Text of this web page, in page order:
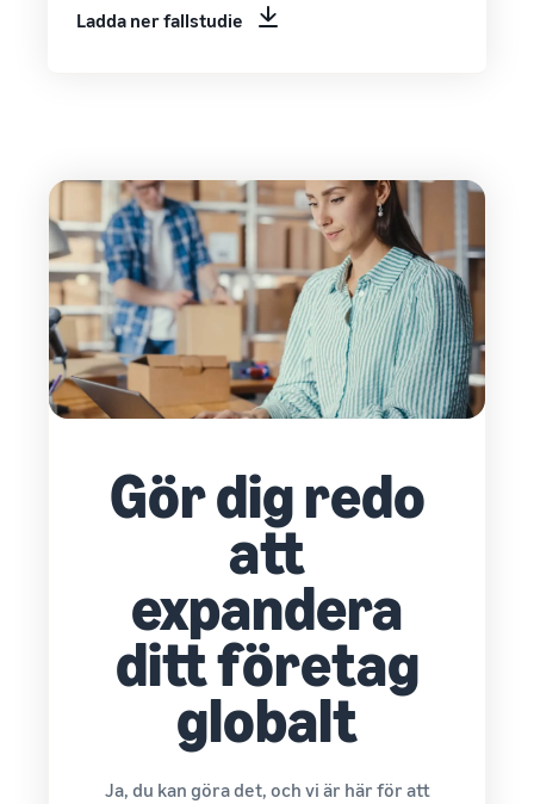
Ladda ner fallstudie
Gör dig redo
att
expandera
ditt företag
globalt
Ja, du kan göra det, och vi är här för att